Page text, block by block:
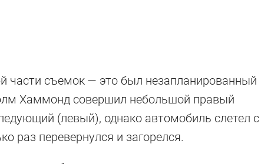
части съемок — это был незапланированный
Хаммонд совершил небольшой правый
(левый), однако автомобиль слетел с
раз перевернулся и загорелся.